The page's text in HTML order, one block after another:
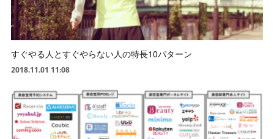
すぐやる人とすぐやらない人の特長10パターン
2018.11.01 11:08